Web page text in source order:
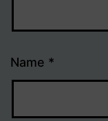
Name *